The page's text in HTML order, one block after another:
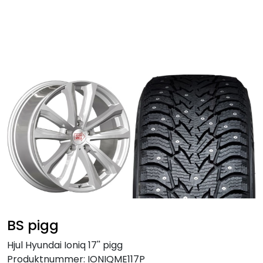
BS pigg
Hjul Hyundai Ioniq 17'' pigg
Produktnummer: IONIQME117P
Hjulpakker
Felger
Lastebil
Buss
Anlegg